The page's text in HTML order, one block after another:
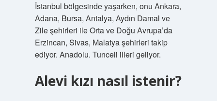
İstanbul bölgesinde yaşarken, onu Ankara,
Adana, Bursa, Antalya, Aydın Damal ve
Zile şehirleri ile Orta ve Doğu Avrupa’da
Erzincan, Sivas, Malatya şehirleri takip
ediyor. Anadolu. Tunceli illeri geliyor.
Alevi kızı nasıl istenir?